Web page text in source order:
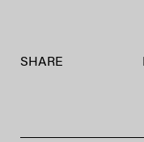
SHARE